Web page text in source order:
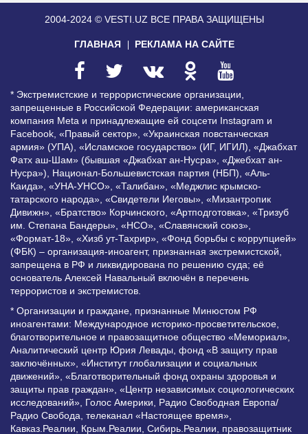
2004-2024 © VESTI.UZ ВСЕ ПРАВА ЗАЩИЩЕНЫ
ГЛАВНАЯ РЕКЛАМА НА САЙТЕ
* Экстремистские и террористические организации,
запрещенные в Российской Федерации: американская
компания Meta и принадлежащие ей соцсети Instagram и
Facebook, «Правый сектор», «Украинская повстанческая
армия» (УПА), «Исламское государство» (ИГ, ИГИЛ), «Джабхат
Фатх аш-Шам» (бывшая «Джабхат ан-Нусра», «Джебхат ан-
Нусра»), Национал-Большевистская партия (НБП), «Аль-
Каида», «УНА-УНСО», «Талибан», «Меджлис крымско-
татарского народа», «Свидетели Иеговы», «Мизантропик
Дивижн», «Братство» Корчинского, «Артподготовка», «Тризуб
им. Степана Бандеры», «НСО», «Славянский союз»,
«Формат-18», «Хизб ут-Тахрир», «Фонд борьбы с коррупцией»
(ФБК) – организация-иноагент, признанная экстремистской,
запрещена в РФ и ликвидирована по решению суда; её
основатель Алексей Навальный включён в перечень
террористов и экстремистов.
* Организации и граждане, признанные Минюстом РФ
иноагентами: Международное историко-просветительское,
благотворительное и правозащитное общество «Мемориал»,
Аналитический центр Юрия Левады, фонд «В защиту прав
заключённых», «Институт глобализации и социальных
движений», «Благотворительный фонд охраны здоровья и
защиты прав граждан», «Центр независимых социологических
исследований», Голос Америки, Радио Свободная Европа/
Радио Свобода, телеканал «Настоящее время»,
Кавказ.Реалии, Крым.Реалии, Сибирь.Реалии, правозащитник